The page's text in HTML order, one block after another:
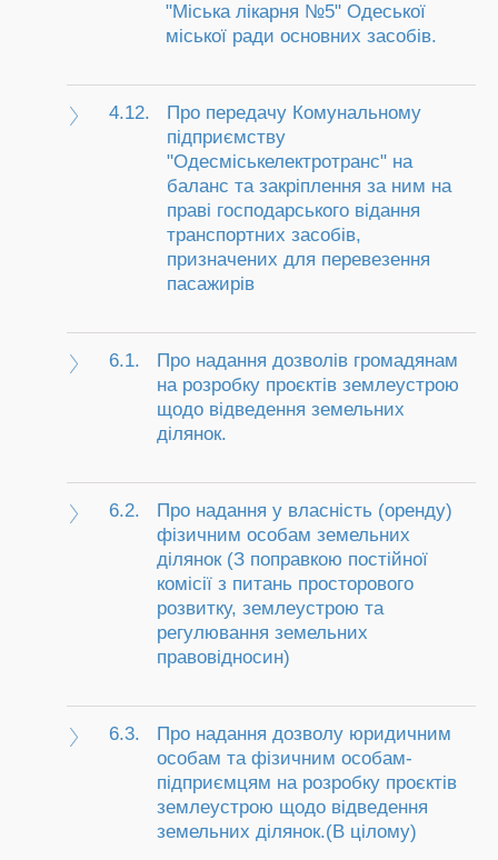
"Міська лікарня №5" Одеської
міської ради основних засобів.
4.12.
Про передачу Комунальному
підприємству
"Одесміськелектротранс" на
баланс та закріплення за ним на
праві господарського відання
транспортних засобів,
призначених для перевезення
пасажирів
6.1.
Про надання дозволів громадянам
на розробку проєктів землеустрою
щодо відведення земельних
ділянок.
6.2.
Про надання у власність (оренду)
фізичним особам земельних
ділянок (З поправкою постійної
комісії з питань просторового
розвитку, землеустрою та
регулювання земельних
правовідносин)
6.3.
Про надання дозволу юридичним
особам та фізичним особам-
підприємцям на розробку проєктів
землеустрою щодо відведення
земельних ділянок.(В цілому)